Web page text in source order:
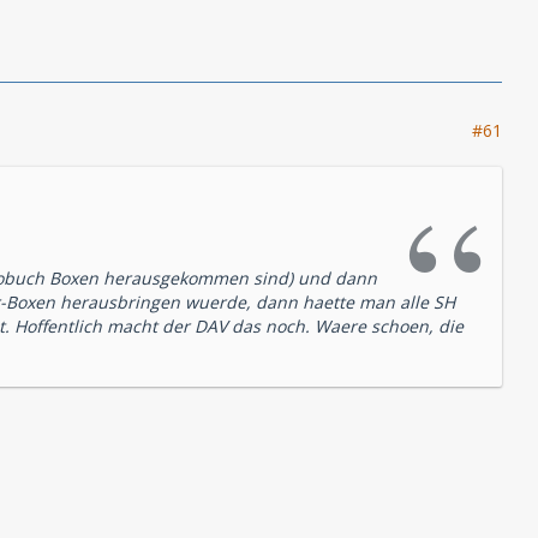
#61
Boxen herausgekommen sind) und dann
herausbringen wuerde, dann haette man alle SH
Hoffentlich macht der DAV das noch. Waere schoen, die